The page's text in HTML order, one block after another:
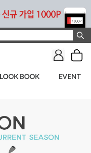
LOOK BOOK EVENT